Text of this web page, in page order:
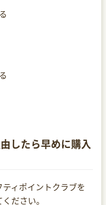
したら早めに購入
ィポイントクラブを
ださい。